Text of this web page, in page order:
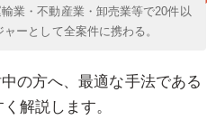
業・不動産業・卸売業等で20件以
ーとして全案件に携わる。
の方へ、最適な手法である
解説します。